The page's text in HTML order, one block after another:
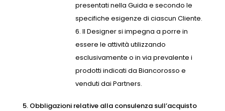
presentati nella Guida e secondo le
specifiche esigenze di ciascun Cliente.
Il Designer si impegna a porre in
essere le attività utilizzando
esclusivamente o in via prevalente i
prodotti indicati da Biancorosso e
venduti dai Partners.
5. Obbligazioni relative alla consulenza sull’acquisto